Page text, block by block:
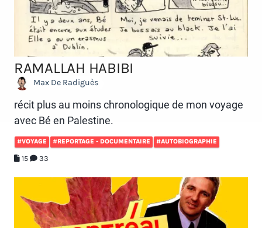
RAMALLAH HABIBI
Max De Radiguès
récit plus au moins chronologique de mon voyage
avec Bé en Palestine.
#VOYAGE #REPORTAGE - DOCUMENTAIRE #AUTOBIOGRAPHIE
15 33